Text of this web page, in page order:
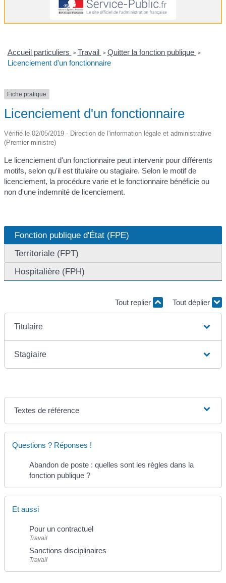
Accueil particuliers > Travail > Quitter la fonction publique >
Licenciement d'un fonctionnaire
Fiche pratique
Licenciement d'un fonctionnaire
Vérifié le 02/05/2019 - Direction de l'information légale et administrative
(Premier ministre)
Le licenciement d'un fonctionnaire peut intervenir pour différents
motifs, selon qu'il est titulaire ou stagiaire. Selon le motif de
licenciement, la procédure varie et le fonctionnaire bénéficie ou
non d'une indemnité de licenciement.
Fonction publique d'État (FPE)
Territoriale (FPT)
Hospitalière (FPH)
Tout replier Tout déplier
Titulaire
Stagiaire
Textes de référence
Questions ? Réponses !
Abandon de poste : quelles sont les règles dans la
fonction publique ?
Et aussi
Pour un contractuel
Travail
Sanctions disciplinaires
Travail